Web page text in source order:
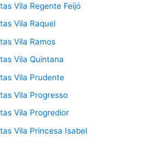
Vila Regente Feijó
Vila Raquel
Vila Ramos
Vila Quintana
Vila Prudente
Vila Progresso
Vila Progredior
Vila Princesa Isabel